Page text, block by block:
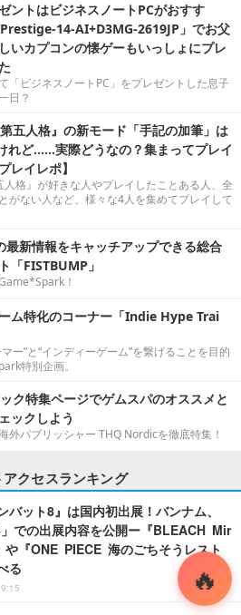
ントはビジネスノートPCがおすす
14-AI+D3MG-2619JP」でお父
いカプコンの懐ゲーもいっしょにプレ
「ビジネスノートPC」をプレゼントした息子
日？
五人格』の新モード「手記の加筆」は
れど……実際どうなの？集まってプレイ
レイレポ】
人格』が好きな人やプレイしたことある人、全
がない人など、様々な4人を集めてプレイして
新情報をキャッチアップできる総合
「FISTBUMP」
！
ム特化のコーナー「Indie Hype Trai
ー”と“インディーゲーム”を繋げることを目的
特別企画。
ク特集ページでゲムスパのオススメと
ックしよう
外パブリッシャー THQ Nordicを徹底特集！
アクセスランキング
バット8』は国内初出展！バンナム、
」での出展内容を公開ー『BLEACH Mir
『ONE PIECE 海のごちそうレスト
る